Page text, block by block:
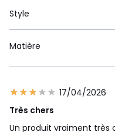
Style
Matière
17/04/2026
Très chers
Un produit vraiment très